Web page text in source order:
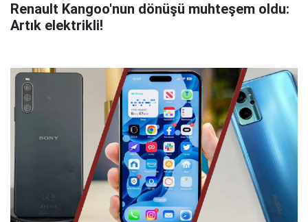
Renault Kangoo'nun dönüşü muhteşem oldu:
Artık elektrikli!